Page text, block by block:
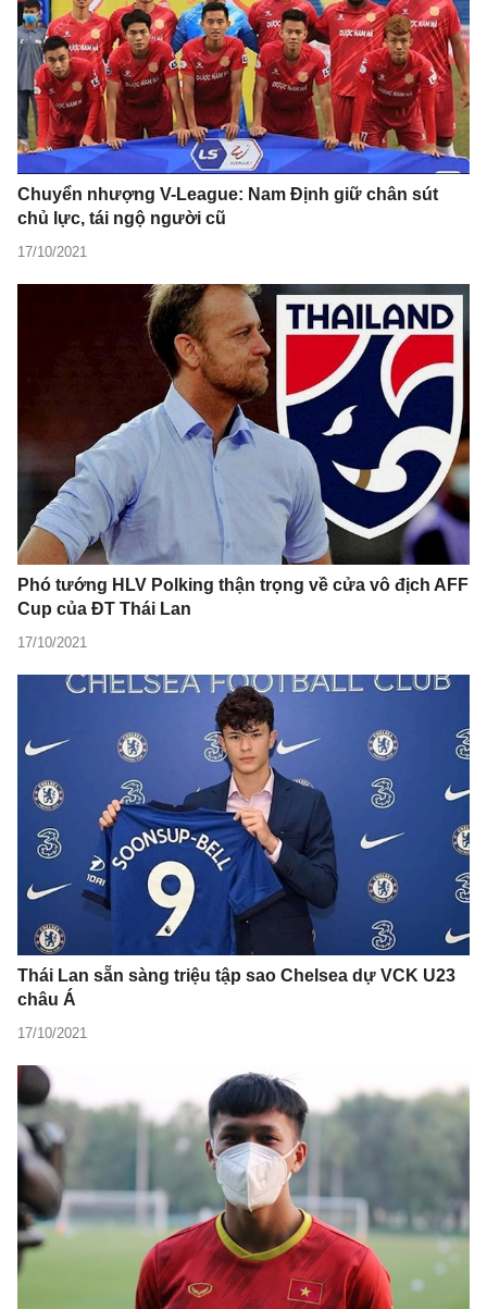
Chuyển nhượng V-League: Nam Định giữ chân sút
chủ lực, tái ngộ người cũ
17/10/2021
Phó tướng HLV Polking thận trọng về cửa vô địch AFF
Cup của ĐT Thái Lan
17/10/2021
Thái Lan sẵn sàng triệu tập sao Chelsea dự VCK U23
châu Á
17/10/2021